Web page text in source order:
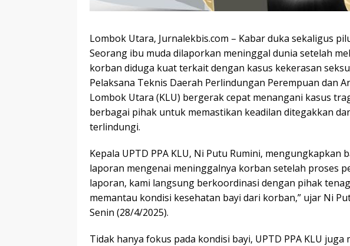
Lombok Utara, Jurnalekbis.com – Kabar duka sekaligus
Seorang ibu muda dilaporkan meninggal dunia setelah
korban diduga kuat terkait dengan kasus kekerasan
Pelaksana Teknis Daerah Perlindungan Perempuan dan
Lombok Utara (KLU) bergerak cepat menangani kasus
berbagai pihak untuk memastikan keadilan ditegakkan
terlindungi.
Kepala UPTD PPA KLU, Ni Putu Rumini, mengungkapkan
laporan mengenai meninggalnya korban setelah proses
laporan, kami langsung berkoordinasi dengan pihak
memantau kondisi kesehatan bayi dari korban,” ujar Ni
Senin (28/4/2025).
Tidak hanya fokus pada kondisi bayi, UPTD PPA KLU